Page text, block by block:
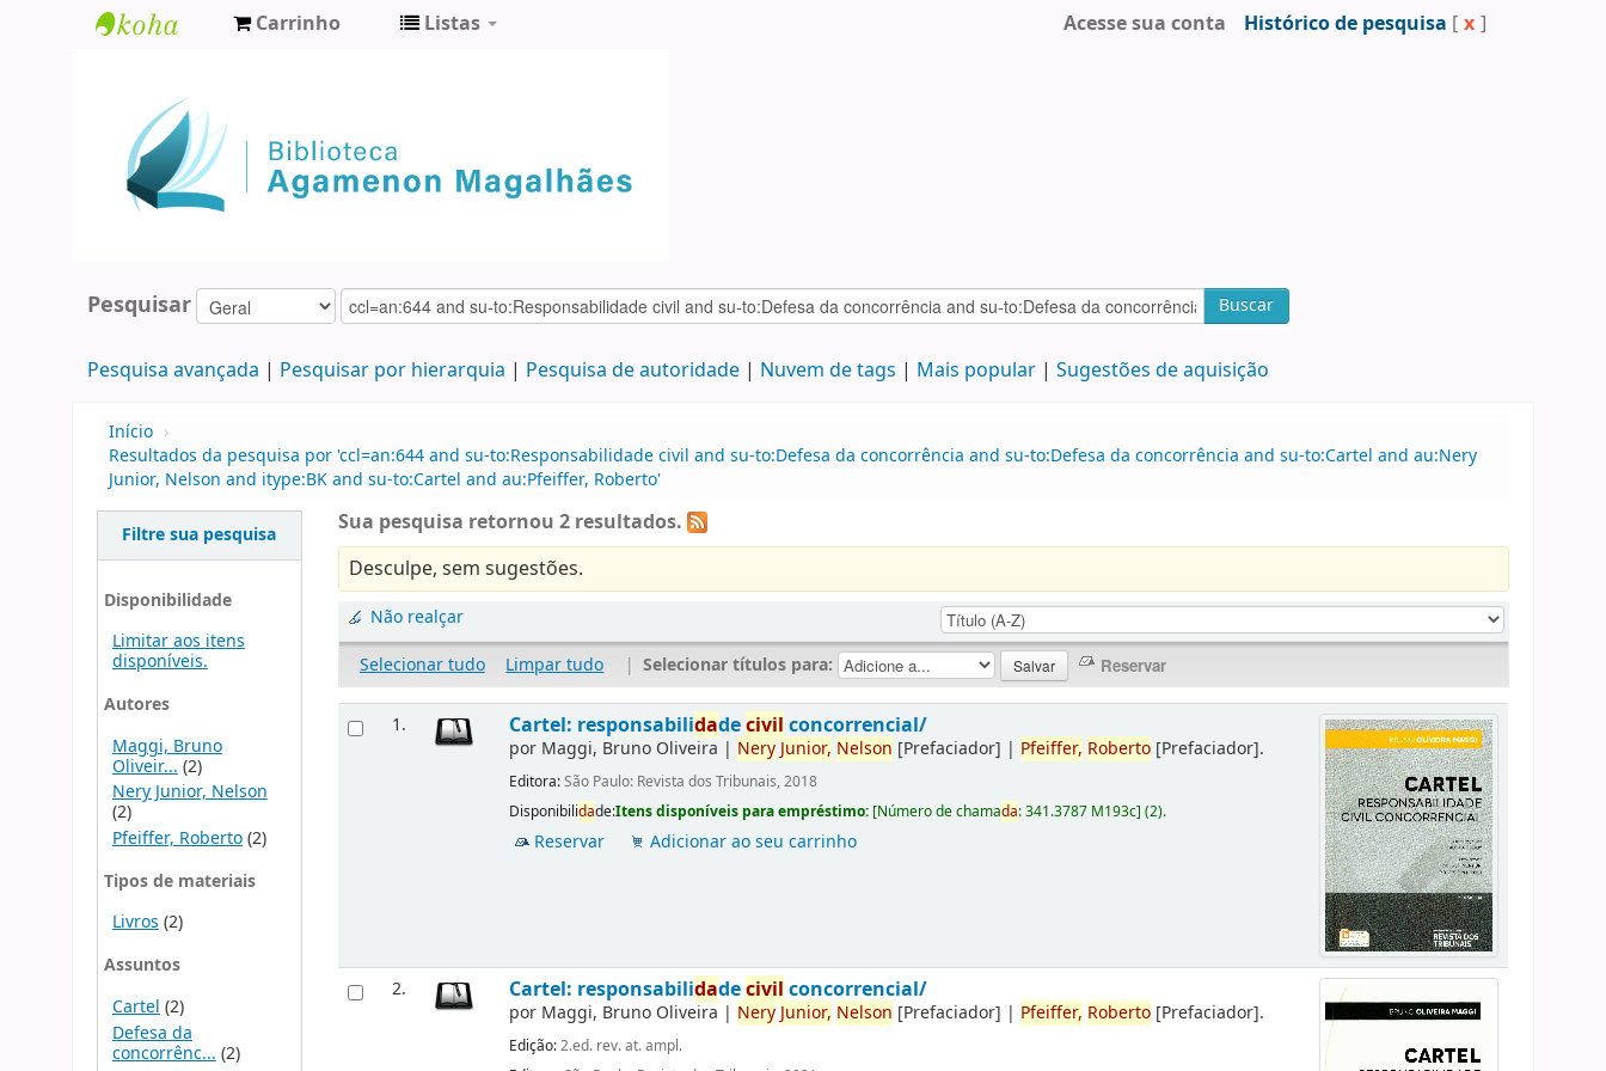
Agamenon
Magalhães
Carrinho Listas Acesse sua conta Histórico de pesquisa [ x ]
Pesquisar Buscar
Pesquisa avançada Pesquisar por hierarquia Pesquisa de autoridade Nuvem de tags Mais popular Sugestões de aquisição
Início ›
Resultados da pesquisa por 'ccl=an:644 and su-to:Responsabilidade civil and su-to:Defesa da concorrência and su-to:Defesa da concorrência and su-to:Cartel and au:Nery
Junior, Nelson and itype:BK and su-to:Cartel and au:Pfeiffer, Roberto'
Filtre sua pesquisa
Disponibilidade
Limitar aos itens
disponíveis.
Autores
Maggi, Bruno
Oliveir... (2)
Nery Junior, Nelson
(2)
Pfeiffer, Roberto(2)
Tipos de materiais
Livros(2)
Assuntos
Cartel (2)
Defesa da
concorrênc... (2)
Sua pesquisa retornou 2 resultados.
Desculpe, sem sugestões.
Não realçar
Selecionar tudo
Limpar tudo | Selecionar títulos para:
1. Cartel: responsabilidadecivil concorrencial/
por Maggi, Bruno Oliveira | NeryJunior, Nelson [Prefaciador] | Pfeiffer, Roberto [Prefaciador].
Editora:São Paulo: Revista dos Tribunais, 2018
Disponibilidade:Itens disponíveis para empréstimo: [Número de chamada:341.3787 M193c](2).
Reservar Adicionar ao seu carrinho
2. Cartel: responsabilidadecivil concorrencial/
por Maggi, Bruno Oliveira | NeryJunior, Nelson [Prefaciador] | Pfeiffer, Roberto [Prefaciador].
Edição:2.ed. rev. at. ampl.